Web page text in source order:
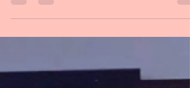
estudo recém publicado! 🟨 A combinação
não é nova, mas os efeitos na epiderme